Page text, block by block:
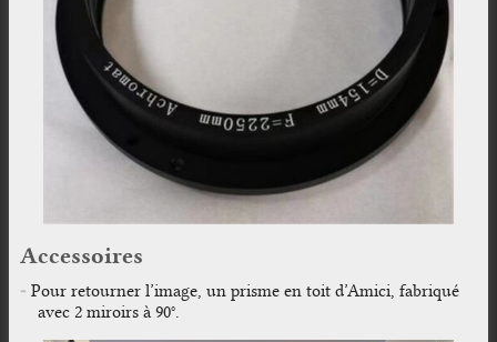
Accessoires
Pour retourner l’image, un prisme en toit d’Amici, fabriqué
avec 2 miroirs à 90°.